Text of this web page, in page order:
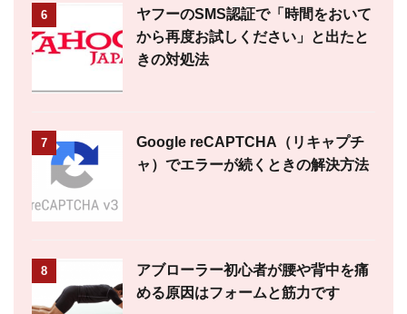
6
ヤフーのSMS認証で「時間をおいて
から再度お試しください」と出たと
きの対処法
7
Google reCAPTCHA（リキャプチ
ャ）でエラーが続くときの解決方法
8
アブローラー初心者が腰や背中を痛
める原因はフォームと筋力です